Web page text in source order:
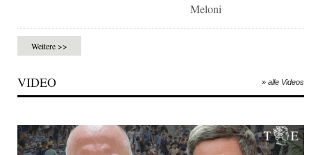
Meloni
Weitere >>
VIDEO » alle Videos